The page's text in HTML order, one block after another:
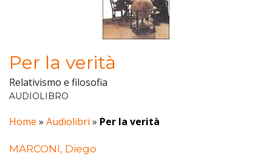
Per la verità
Relativismo e filosofia
AUDIOLIBRO
Home » Audiolibri » Per la verità
MARCONI, Diego